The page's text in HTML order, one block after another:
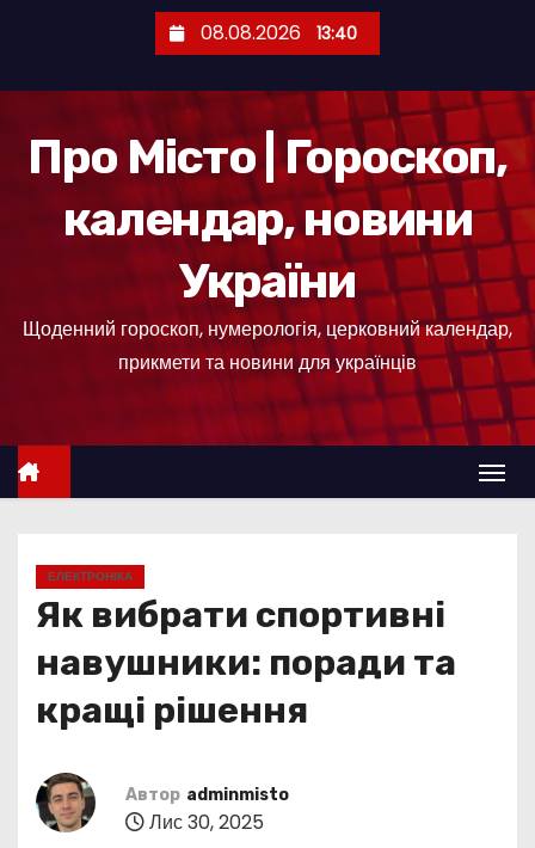
е
08.08.2026 13:40
Про Місто | Гороскоп,
календар, новини
України
Щоденний гороскоп, нумерологія, церковний календар,
прикмети та новини для українців
ЕЛЕКТРОНІКА
Як вибрати спортивні
навушники: поради та
кращі рішення
Автор adminmisto
Лис 30, 2025